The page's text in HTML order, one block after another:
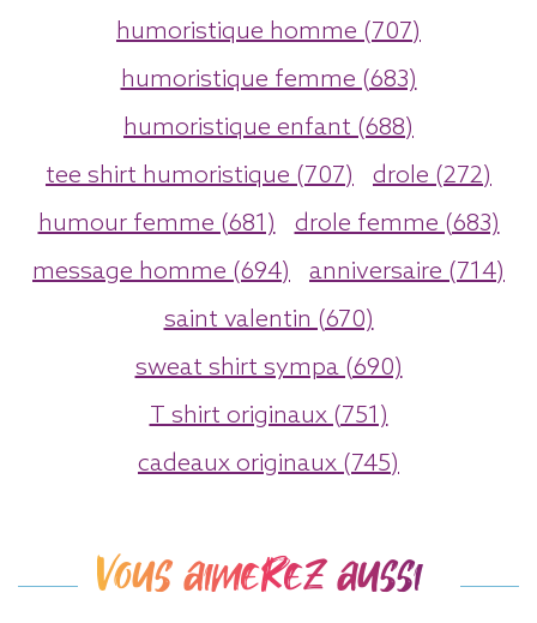
humoristique homme (707)
humoristique femme (683)
humoristique enfant (688)
tee shirt humoristique (707)
drole (272)
humour femme (681)
drole femme (683)
message homme (694)
anniversaire (714)
saint valentin (670)
sweat shirt sympa (690)
T shirt originaux (751)
cadeaux originaux (745)
Vous aimerez aussi